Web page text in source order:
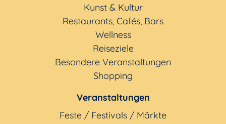
Kunst & Kultur
Restaurants, Cafés, Bars
Wellness
Reiseziele
Besondere Veranstaltungen
Shopping
Veranstaltungen
Feste / Festivals / Märkte